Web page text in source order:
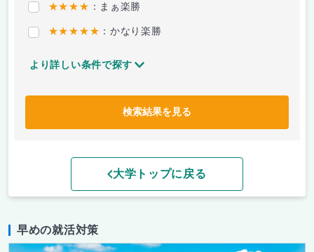
★★★★ ：まぁ楽勝
★★★★★ ：かなり楽勝
より詳しい条件で探す
検索結果を見る
大学トップに戻る
早めの就活対策